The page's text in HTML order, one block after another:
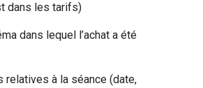
dans les tarifs)
dans lequel l’achat a été
relatives à la séance (date,